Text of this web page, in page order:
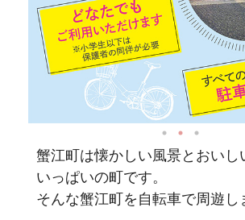
蟹江町は懐かしい風景とおいし
いっぱいの町です。
そんな蟹江町を自転車で周遊し